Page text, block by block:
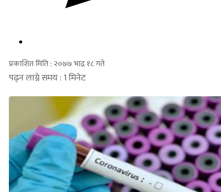
प्रकाशित मिति : २०७७ भाद्र १८ गते
पढ्न लाग्ने समय : 1 मिनेट